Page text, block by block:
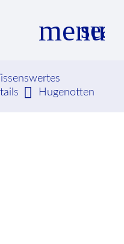
menu
SUCHEN
Hugenotten